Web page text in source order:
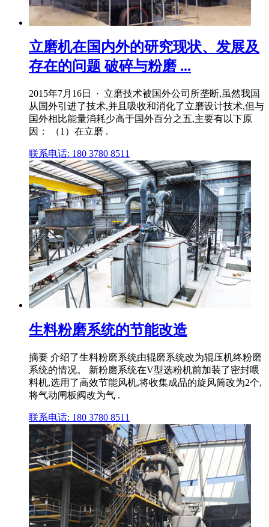
立磨机在国内外的研究现状、发展及
存在的问题 破碎与粉磨 ...
2015年7月16日 · 立磨技术被国外公司所垄断,虽然我国
从国外引进了技术,并且吸收和消化了立磨设计技术,但与
国外相比能量消耗少高于国外百分之五,主要有以下原
因： （1）在立磨 .
联系电话: 180 3780 8511
生料粉磨系统的节能改造
摘要 介绍了生料粉磨系统由辊磨系统改为辊压机终粉磨
系统的情况。 新粉磨系统在V型选粉机前加装了密封喂
料机,选用了高效节能风机,将收集成品的旋风筒改为2个,
将气动闸板阀改为气 .
联系电话: 180 3780 8511